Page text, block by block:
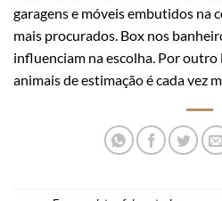
garagens e móveis embutidos na
mais procurados. Box nos
influenciam na escolha. Por outro
animais de estimação é cada vez